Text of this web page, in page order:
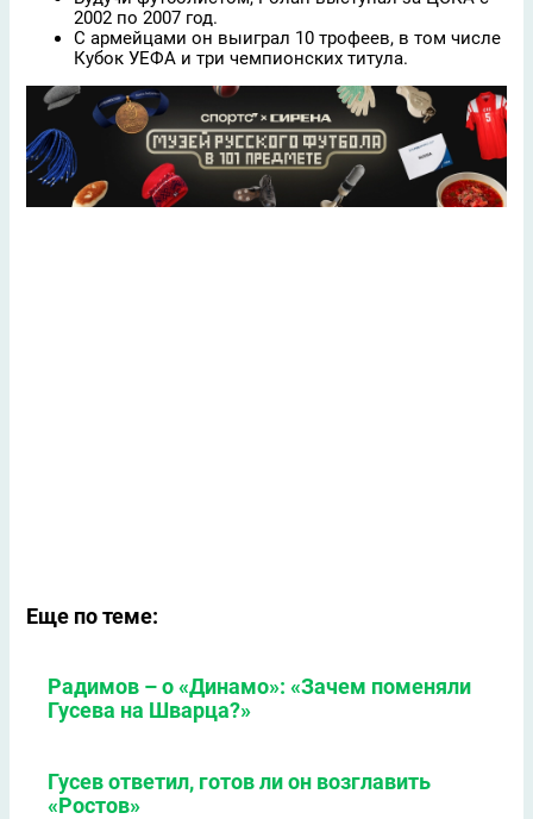
2002 по 2007 год.
С армейцами он выиграл 10 трофеев, в том числе
Кубок УЕФА и три чемпионских титула.
Еще по теме:
Радимов – о «Динамо»: «Зачем поменяли
Гусева на Шварца?»
Гусев ответил, готов ли он возглавить
«Ростов»